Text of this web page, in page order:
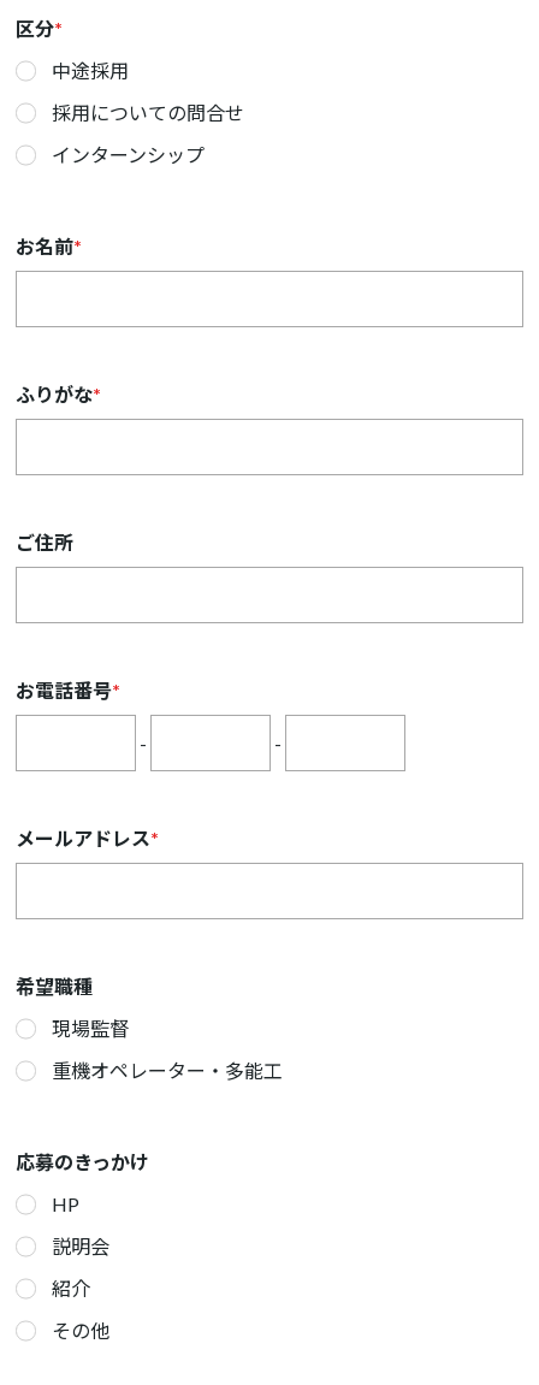
区分*
中途採用
採用についての問合せ
インターンシップ
お名前*
ふりがな*
ご住所
お電話番号*
- -
メールアドレス*
希望職種
現場監督
重機オペレーター・多能工
応募のきっかけ
HP
説明会
紹介
その他